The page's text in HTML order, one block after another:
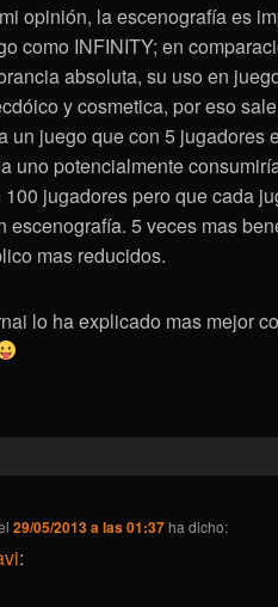
opinión, la escenografía es
como INFINITY; en
absoluta, su uso en
y cosmetica, por eso
un juego que con 5 jugadores
uno potencialmente
100 jugadores pero que cada
escenografía. 5 veces mas
mas reducidos.
lo ha explicado mas mejor
29/05/2013 a las 01:37ha dicho:
: